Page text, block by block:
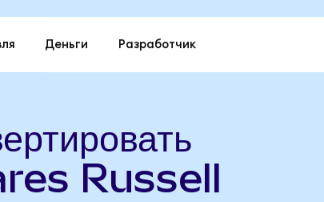
Деньги Разработчик
Russell